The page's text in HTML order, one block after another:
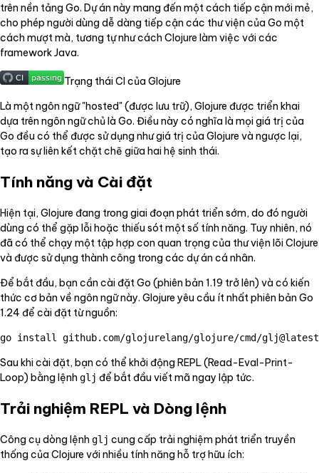
trên nền tảng Go. Dự án này mang đến một cách tiếp cận mới mẻ,
cho phép người dùng dễ dàng tiếp cận các thư viện của Go một
cách mượt mà, tương tự như cách Clojure làm việc với các
framework Java.
Trạng thái CI của Glojure
Là một ngôn ngữ "hosted" (được lưu trữ), Glojure được triển khai
dựa trên ngôn ngữ chủ là Go. Điều này có nghĩa là mọi giá trị của
Go đều có thể được sử dụng như giá trị của Glojure và ngược lại,
tạo ra sự liên kết chặt chẽ giữa hai hệ sinh thái.
Tính năng và Cài đặt
Hiện tại, Glojure đang trong giai đoạn phát triển sớm, do đó người
dùng có thể gặp lỗi hoặc thiếu sót một số tính năng. Tuy nhiên, nó
đã có thể chạy một tập hợp con quan trọng của thư viện lõi Clojure
và được sử dụng thành công trong các dự án cá nhân.
Để bắt đầu, bạn cần cài đặt Go (phiên bản 1.19 trở lên) và có kiến
thức cơ bản về ngôn ngữ này. Glojure yêu cầu ít nhất phiên bản Go
1.24 để cài đặt từ nguồn:
Sau khi cài đặt, bạn có thể khởi động REPL (Read-Eval-Print-
Loop) bằng lệnh glj để bắt đầu viết mã ngay lập tức.
Trải nghiệm REPL và Dòng lệnh
Công cụ dòng lệnh glj cung cấp trải nghiệm phát triển truyền
thống của Clojure với nhiều tính năng hỗ trợ hữu ích: